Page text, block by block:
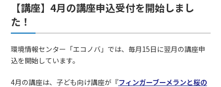
【講座】4月の講座申込受付を開始しまし
た！
環境情報センター「エコノバ」では、毎月15日に翌月の講座申
込を開始しています。
4月の講座は、子ども向け講座が『フィンガーブーメランと桜の